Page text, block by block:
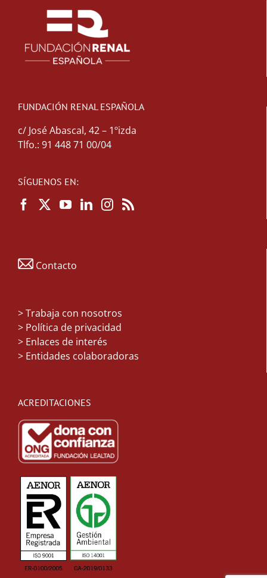
FUNDACIÓN RENAL ESPAÑOLA
c/ José Abascal, 42 – 1ºizda
Tlfo.: 91 448 71 00/04
SÍGUENOS EN:
Contacto
>Trabaja con nosotros
> Política de privacidad
> Enlaces de interés
> Entidades colaboradoras
ACREDITACIONES